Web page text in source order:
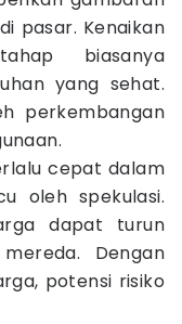
di pasar. Kenaikan
biasanya
yang sehat.
perkembangan
cepat dalam
oleh spekulasi.
dapat turun
mereda. Dengan
potensi risiko